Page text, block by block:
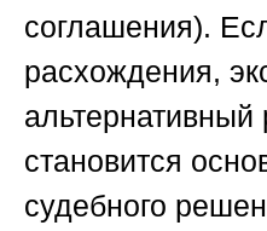
соглашения).
расхождения,
альтернативный
становится
судебного